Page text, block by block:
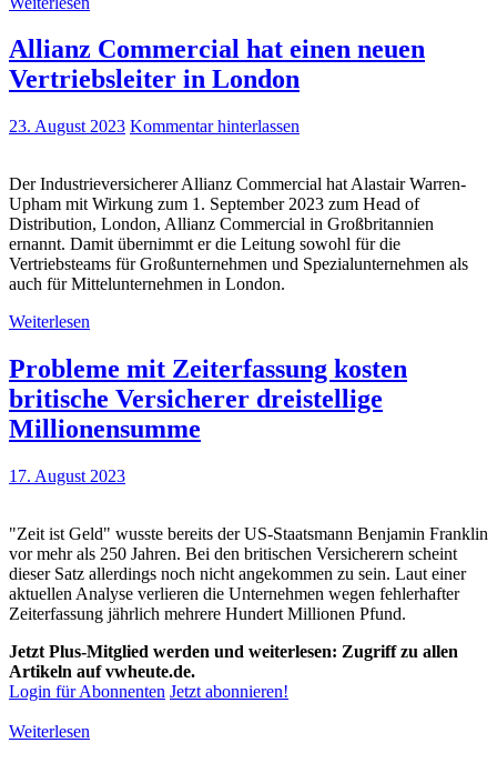
Allianz Commercial hat einen neuen
Vertriebsleiter in London
23. August 2023 Kommentar hinterlassen
Der Industrieversicherer Allianz Commercial hat Alastair Warren-
Upham mit Wirkung zum 1. September 2023 zum Head of
Distribution, London, Allianz Commercial in Großbritannien
ernannt. Damit übernimmt er die Leitung sowohl für die
Vertriebsteams für Großunternehmen und Spezialunternehmen als
auch für Mittelunternehmen in London.
Weiterlesen
Probleme mit Zeiterfassung kosten
britische Versicherer dreistellige
Millionensumme
17. August 2023
"Zeit ist Geld" wusste bereits der US-Staatsmann Benjamin Franklin
vor mehr als 250 Jahren. Bei den britischen Versicherern scheint
dieser Satz allerdings noch nicht angekommen zu sein. Laut einer
aktuellen Analyse verlieren die Unternehmen wegen fehlerhafter
Zeiterfassung jährlich mehrere Hundert Millionen Pfund.
Jetzt Plus-Mitglied werden und weiterlesen: Zugriff zu allen
Artikeln auf vwheute.de.
Login für Abonnenten Jetzt abonnieren!
Weiterlesen